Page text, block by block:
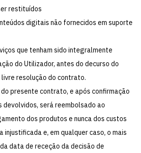
restituídos
digitais não fornecidos em suporte
que tenham sido integralmente
do Utilizador, antes do decurso do
resolução do contrato.
presente contrato, e após confirmação
será reembolsado ao
dos produtos e nunca dos custos
injustificada e, em qualquer caso, o mais
data de receção da decisão de